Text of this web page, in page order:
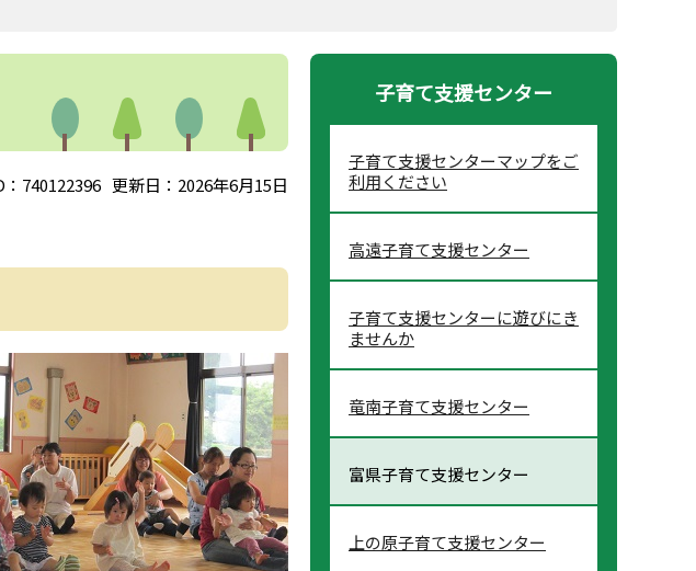
740122396 更新日：2026年6月15日
子育て支援センター
子育て支援センターマップをご
利用ください
高遠子育て支援センター
子育て支援センターに遊びにき
ませんか
竜南子育て支援センター
富県子育て支援センター
上の原子育て支援センター